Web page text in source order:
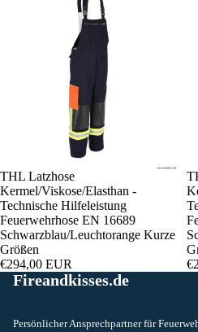
THL Latzhose
Kermel/Viskose/Elasthan -
Technische Hilfeleistung
Feuerwehrhose EN 16689
Schwarzblau/Leuchtorange Kurze
Größen
€294,00 EUR
Fireandkisses.de
Persönlicher Ansprechpartner für